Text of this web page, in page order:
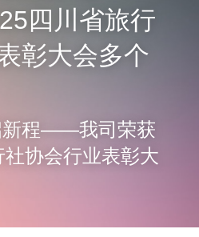
提供技术支持
四川省旅行
彰大会多个
新程——我司荣获
协会行业表彰大